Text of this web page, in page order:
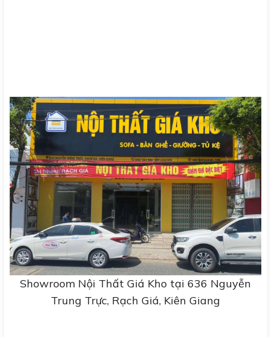
Showroom Nội Thất Giá Kho tại 636 Nguyễn
Trung Trực, Rạch Giá, Kiên Giang